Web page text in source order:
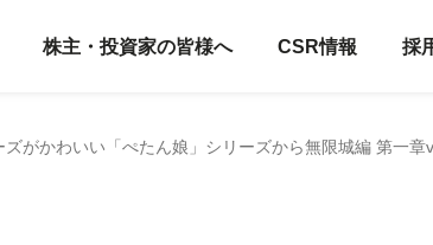
株主・投資家の皆様へ CSR情報 採
がかわいい「ぺたん娘」シリーズから無限城編 第一章